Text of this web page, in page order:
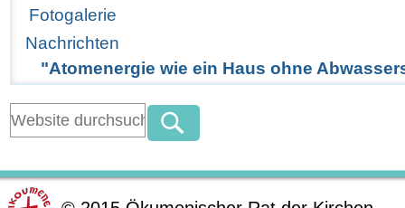
Fotogalerie
Nachrichten
"Atomenergie wie ein Haus ohne